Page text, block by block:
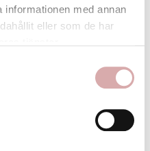
med annan
eller som de har